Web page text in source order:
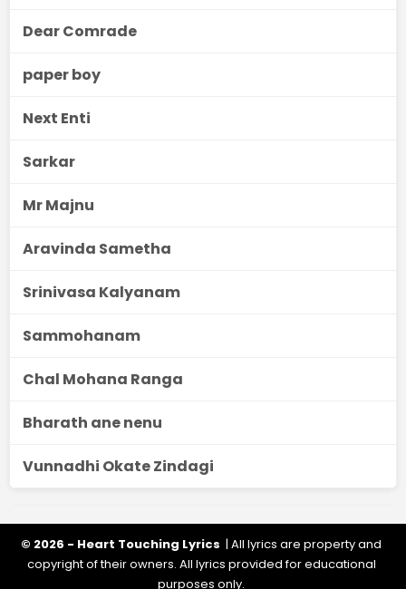
Dear Comrade
paper boy
Next Enti
Sarkar
Mr Majnu
Aravinda Sametha
Srinivasa Kalyanam
Sammohanam
Chal Mohana Ranga
Bharath ane nenu
Vunnadhi Okate Zindagi
© 2026 - Heart Touching Lyrics | All lyrics are property and
copyright of their owners. All lyrics provided for educational
purposes only.